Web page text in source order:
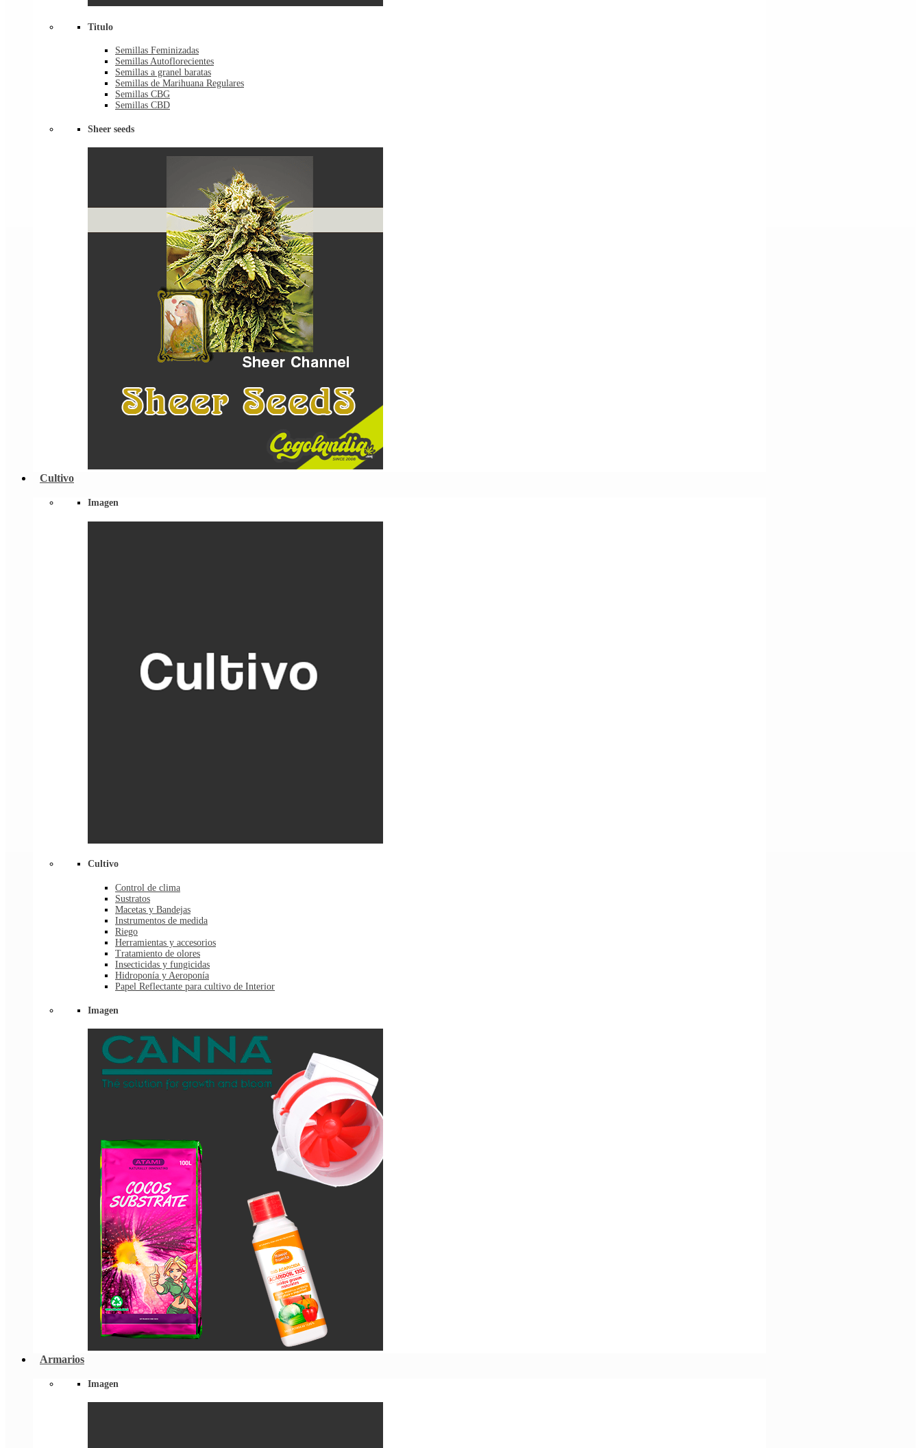
Titulo
Semillas Feminizadas
Semillas Autoflorecientes
Semillas a granel baratas
Semillas de Marihuana Regulares
Semillas CBG
Semillas CBD
Sheer seeds
Cultivo
Imagen
Cultivo
Control de clima
Sustratos
Macetas y Bandejas
Instrumentos de medida
Riego
Herramientas y accesorios
Tratamiento de olores
Insecticidas y fungicidas
Hidroponía y Aeroponía
Papel Reflectante para cultivo de Interior
Imagen
Armarios
Imagen